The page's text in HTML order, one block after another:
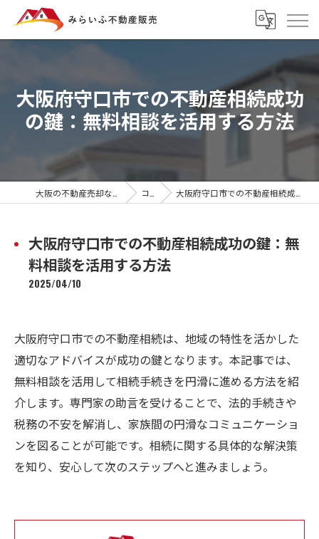
大阪府守口市での不動産相続成功
の鍵：無料相談を活用する方法
コラム 大阪府守口市での不動産相続成功の鍵：無料相談を活用する方法
大阪府守口市での不動産相続成功の鍵：無
料相談を活用する方法
2025/04/10
大阪府守口市での不動産相続は、地域の特性を活かした
適切なアドバイスが成功の鍵となります。本記事では、
無料相談を活用して相続手続きを円滑に進める方法を紹
介します。専門家の助言を受けることで、法的手続きや
税務の不安を解消し、家族間の円滑なコミュニケーショ
ンを図ることが可能です。相続に関する具体的な解決策
を知り、安心して次のステップへと進みましょう。